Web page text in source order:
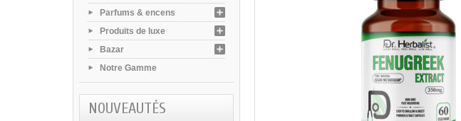
Parfums & encens
Produits de luxe
Bazar
Notre Gamme
NOUVEAUTÉS